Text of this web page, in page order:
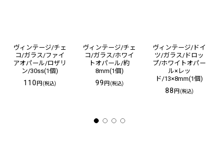
ヴィンテージ/チェ
コ/ガラス/ファイ
アオパール/ロザリ
ン/30ss(1個)
110 円 (税込)
ヴィンテージ/チェ
コ/ガラス/ホワイ
トオパール/約
8mm(1個)
99 円 (税込)
ヴィンテージ/ドイ
ツ/ガラス/ドロッ
プ/ホワイトオパー
ル×レッ
ド/13×8mm(1個)
88 円 (税込)